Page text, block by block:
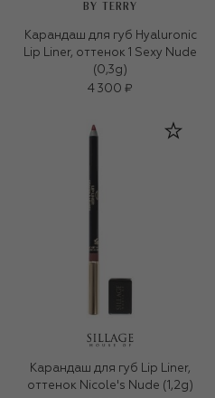
BY TERRY
Карандаш для губ Hyaluronic
Lip Liner, оттенок 1 Sexy Nude
(0,3g)
4 300 ₽
Карандаш для губ Lip Liner,
оттенок Nicole's Nude (1,2g)